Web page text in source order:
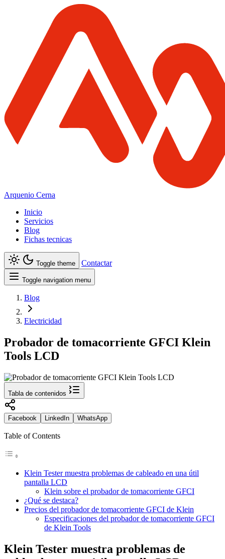
Arquenio Cerna
Inicio
Servicios
Blog
Fichas tecnicas
Toggle theme Contactar
Toggle navigation menu
Blog
Electricidad
Probador de tomacorriente GFCI Klein
Tools LCD
Tabla de contenidos
Facebook LinkedIn WhatsApp
Table of Contents
Klein Tester muestra problemas de cableado en una útil
pantalla LCD
Klein sobre el probador de tomacorriente GFCI
¿Qué se destaca?
Precios del probador de tomacorriente GFCI de Klein
Especificaciones del probador de tomacorriente GFCI
de Klein Tools
Klein Tester muestra problemas de